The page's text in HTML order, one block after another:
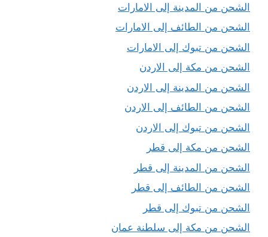
الشحن من المدينة إلى الامارات
الشحن من الطائف إلى الامارات
الشحن من تبوك إلى الامارات
الشحن من مكة إلى الاردن
الشحن من المدينة إلى الاردن
الشحن من الطائف إلى الاردن
الشحن من تبوك إلى الاردن
الشحن من مكة إلى قطر
الشحن من المدينة إلى قطر
الشحن من الطائف إلى قطر
الشحن من تبوك إلى قطر
الشحن من مكة إلى سلطنة عمان